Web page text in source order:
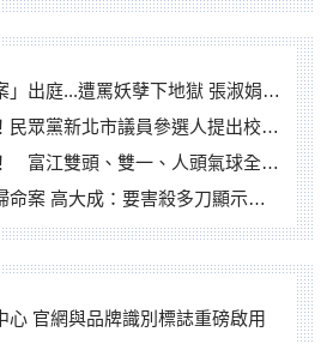
...遭罵妖孽下地獄 張淑娟批：舌頭殺人有罪
北市議員參選人提出校園反毒防線升級政見
富江雙頭、雙一、人頭氣球全登場
高大成：要害殺多刀顯示怨恨深
心 官網與品牌識別標誌重磅啟用